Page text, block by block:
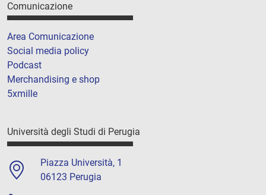
Comunicazione
Area Comunicazione
Social media policy
Podcast
Merchandising e shop
5xmille
Università degli Studi di Perugia
Piazza Università, 1
06123 Perugia